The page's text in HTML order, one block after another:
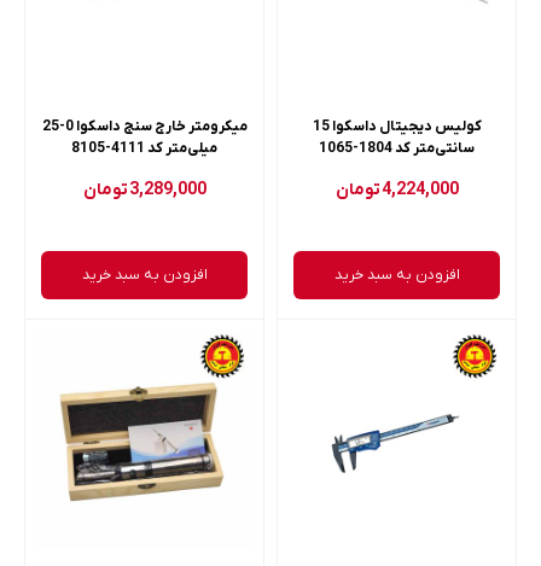
کولیس دیجیتال داسکوا 15
سانتی‌متر کد 1804-1065
4,224,000تومان
افزودن به سبد خرید
میکرومتر خارج سنج داسکوا 0-25
میلی‌متر کد 4111-8105
3,289,000تومان
افزودن به سبد خرید